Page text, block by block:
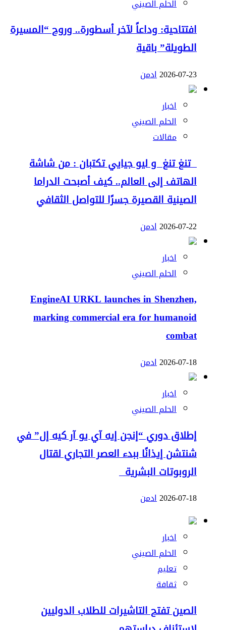
الحلم الصيني
افتتاحية: وداعاً لآخر أسطورة.. وروح “المسيرة
الطويلة” باقية
2026-07-23ادمن
اخبار
الحلم الصيني
مقالات
تنغ تنغ و ليو جيايي تكتبان : من شاشة
الهاتف إلى العالم.. كيف أصبحت الدراما
الصينية القصيرة جسرًا للتواصل الثقافي
2026-07-22ادمن
اخبار
الحلم الصيني
EngineAI URKL launches in Shenzhen,
marking commercial era for humanoid
combat
2026-07-18ادمن
اخبار
الحلم الصيني
إطلاق دوري “إنجن إيه آي يو آر كيه إل” في
شنتشن إيذانًا ببدء العصر التجاري لقتال
الروبوتات البشرية
2026-07-18ادمن
اخبار
الحلم الصيني
تعليم
ثقافة
الصين تفتح التاشيرات للطلاب الدوليين